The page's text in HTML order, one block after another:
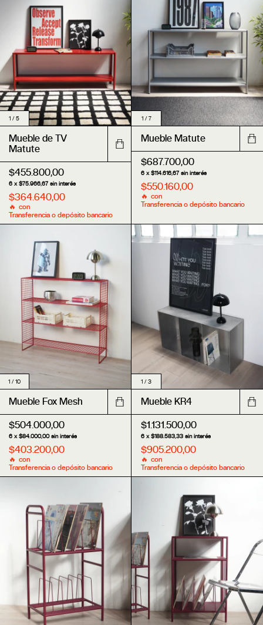
1 /5
Mueble de TV
Matute
$455.800,00
6 x$75.966,67 sin interés
$364.640,00
con
Transferencia o depósito bancario
1/7
Mueble Matute
$687.700,00
6 x$114.616,67 sin interés
$550.160,00
con
Transferencia o depósito bancario
1/10
Mueble Fox Mesh
$504.000,00
6 x$84.000,00 sin interés
$403.200,00
con
Transferencia o depósito bancario
1 /3
Mueble KR4
$1.131.500,00
6 x$188.583,33 sin interés
$905.200,00
con
Transferencia o depósito bancario